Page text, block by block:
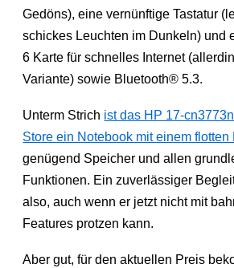
Gedöns), eine vernünftige Tastatur
schickes Leuchten im Dunkeln) und
6 Karte für schnelles Internet
Variante) sowie Bluetooth® 5.3.
Unterm Strich ist das HP 17-
Store ein Notebook mit einem flotten
genügend Speicher und allen
Funktionen. Ein zuverlässiger
also, auch wenn er jetzt nicht mit
Features protzen kann.
Aber gut, für den aktuellen Preis